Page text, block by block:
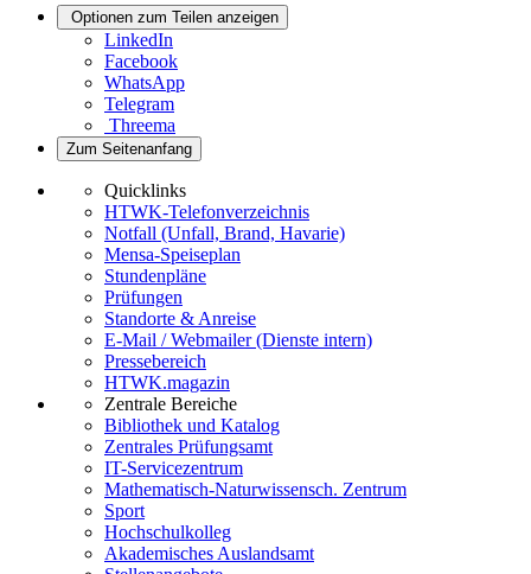
Optionen zum Teilen anzeigen
LinkedIn
Facebook
WhatsApp
Telegram
Threema
Zum Seitenanfang
Quicklinks
HTWK-Telefonverzeichnis
Notfall (Unfall, Brand, Havarie)
Mensa-Speiseplan
Stundenpläne
Prüfungen
Standorte & Anreise
E-Mail / Webmailer (Dienste intern)
Pressebereich
HTWK.magazin
Zentrale Bereiche
Bibliothek und Katalog
Zentrales Prüfungsamt
IT-Servicezentrum
Mathematisch-Naturwissensch. Zentrum
Sport
Hochschulkolleg
Akademisches Auslandsamt